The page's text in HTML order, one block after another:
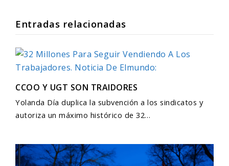
Entradas relacionadas
CCOO Y UGT SON TRAIDORES
Yolanda Día duplica la subvención a los sindicatos y
autoriza un máximo histórico de 32…